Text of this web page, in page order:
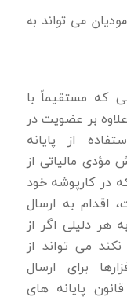
می تواند به
که مستقیماً با
بر عضویت در
از پایانه
مالیاتی از
در کارپوشه خود
اقدام به ارسال
هر دلیلی اگر از
می تواند از
برای ارسال
پایانه های